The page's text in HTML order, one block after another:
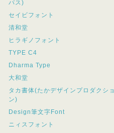
パス)
セイビフォント
清和堂
ヒラギノフォント
TYPE C4
Dharma Type
大和堂
タカ書体(たかデザインプロダクショ
ン)
Design筆文字Font
ニィスフォント